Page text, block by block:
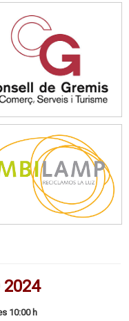
2024
10:00 h